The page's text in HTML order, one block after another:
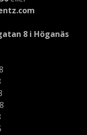
8 i Höganäs